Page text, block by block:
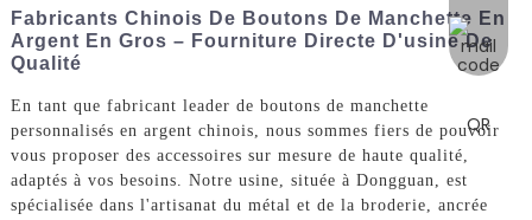
Fabricants Chinois De Boutons De Manchette En
Argent En Gros – Fourniture Directe D'usine De
Qualité
En tant que fabricant leader de boutons de manchette
personnalisés en argent chinois, nous sommes fiers de pouvoir
vous proposer des accessoires sur mesure de haute qualité,
adaptés à vos besoins. Notre usine, située à Dongguan, est
spécialisée dans l'artisanat du métal et de la broderie, ancrée